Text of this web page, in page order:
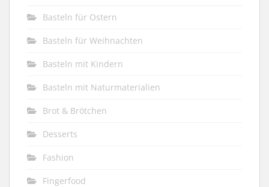
Basteln für Ostern
Basteln für Weihnachten
Basteln mit Kindern
Basteln mit Naturmaterialien
Brot & Brötchen
Desserts
Fashion
Fingerfood